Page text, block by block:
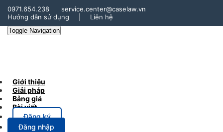
0971.654.238
service.center@caselaw.vn
Hướng dẫn sử dụng
Liên hệ
Toggle Navigation
Giới thiệu
Giải pháp
Bảng giá
Bài viết
Đăng ký
Đăng nhập